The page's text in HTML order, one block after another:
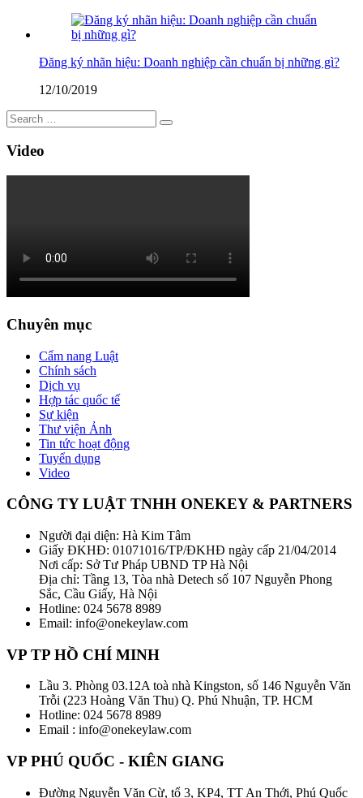
Đăng ký nhãn hiệu: Doanh nghiệp cần chuẩn bị những gì?
12/10/2019
Video
Chuyên mục
Cẩm nang Luật
Chính sách
Dịch vụ
Hợp tác quốc tế
Sự kiện
Thư viện Ảnh
Tin tức hoạt động
Tuyển dụng
Video
CÔNG TY LUẬT TNHH ONEKEY & PARTNERS
Người đại diện: Hà Kim Tâm
Giấy ĐKHĐ: 01071016/TP/ĐKHĐ ngày cấp 21/04/2014
Nơi cấp: Sở Tư Pháp UBND TP Hà Nội
Địa chỉ: Tầng 13, Tòa nhà Detech số 107 Nguyễn Phong
Sắc, Cầu Giấy, Hà Nội
Hotline: 024 5678 8989
Email: info@onekeylaw.com
VP TP HỒ CHÍ MINH
Lầu 3. Phòng 03.12A toà nhà Kingston, số 146 Nguyễn Văn
Trỗi (223 Hoàng Văn Thu) Q. Phú Nhuận, TP. HCM
Hotline: 024 5678 8989
Email : info@onekeylaw.com
VP PHÚ QUỐC - KIÊN GIANG
Đường Nguyễn Văn Cừ, tổ 3, KP4, TT An Thới, Phú Quốc